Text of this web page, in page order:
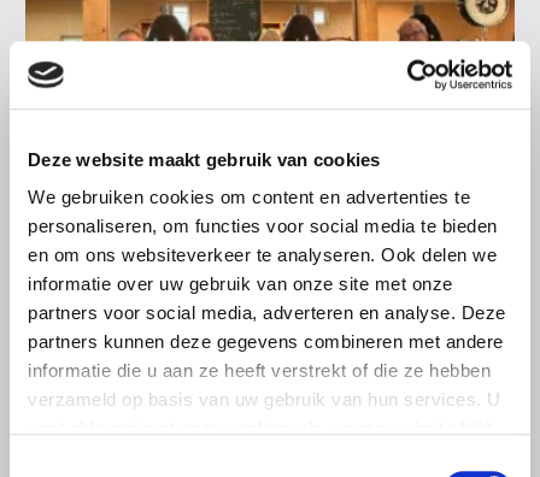
Deze website maakt gebruik van cookies
We gebruiken cookies om content en advertenties te
personaliseren, om functies voor social media te bieden
en om ons websiteverkeer te analyseren. Ook delen we
informatie over uw gebruik van onze site met onze
partners voor social media, adverteren en analyse. Deze
partners kunnen deze gegevens combineren met andere
informatie die u aan ze heeft verstrekt of die ze hebben
verzameld op basis van uw gebruik van hun services. U
ALGEMENE INFORMATIE
6 AUGUSTUS 2026
Nieuwe LTO-directeur bezoekt de
multifunctionele landbouw
De nieuwe directeur van LTO Nederland, Coen van